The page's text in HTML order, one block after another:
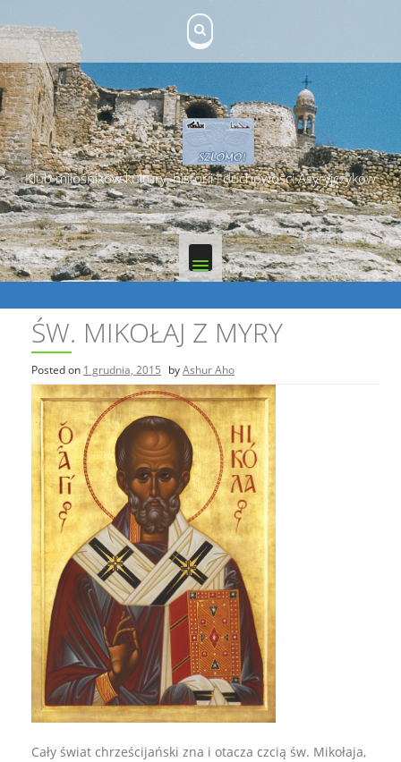
to
content
Klub miłośników kultury, historii i duchowości Asyryjczyków
ŚW. MIKOŁAJ Z MYRY
Posted on 1 grudnia, 2015 byAshur Aho
Cały świat chrześcijański zna i otacza czcią św. Mikołaja,